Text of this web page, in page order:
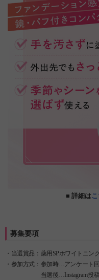
■ 詳細は
募集要項
・当選賞品：薬用SPホワイトニン
・参加方式：参加時…アンケート
当選後…Instagram投稿